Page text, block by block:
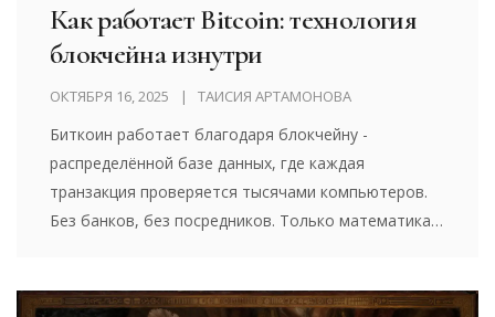
Как работает Bitcoin: технология
блокчейна изнутри
ОКТЯБРЯ 16, 2025 ТАИСИЯ АРТАМОНОВА
Биткоин работает благодаря блокчейну -
распределённой базе данных, где каждая
транзакция проверяется тысячами компьютеров.
Без банков, без посредников. Только математика и